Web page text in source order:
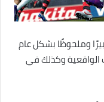
وملحوظًا بشكل عام
الواقعية وكذلك في